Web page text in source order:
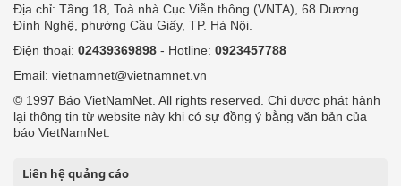
Địa chỉ: Tầng 18, Toà nhà Cục Viễn thông (VNTA), 68 Dương
Đình Nghệ, phường Cầu Giấy, TP. Hà Nội.
Điện thoại: 02439369898 - Hotline: 0923457788
Email: vietnamnet@vietnamnet.vn
© 1997 Báo VietNamNet. All rights reserved. Chỉ được phát hành
lại thông tin từ website này khi có sự đồng ý bằng văn bản của
báo VietNamNet.
Liên hệ quảng cáo